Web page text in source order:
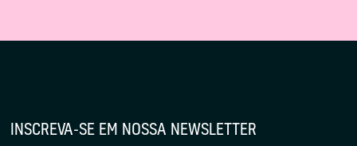
INSCREVA-SE EM NOSSA NEWSLETTER